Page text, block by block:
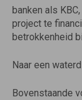
banken als
project te
betrokkenheid
Naar een
Bovenstaande